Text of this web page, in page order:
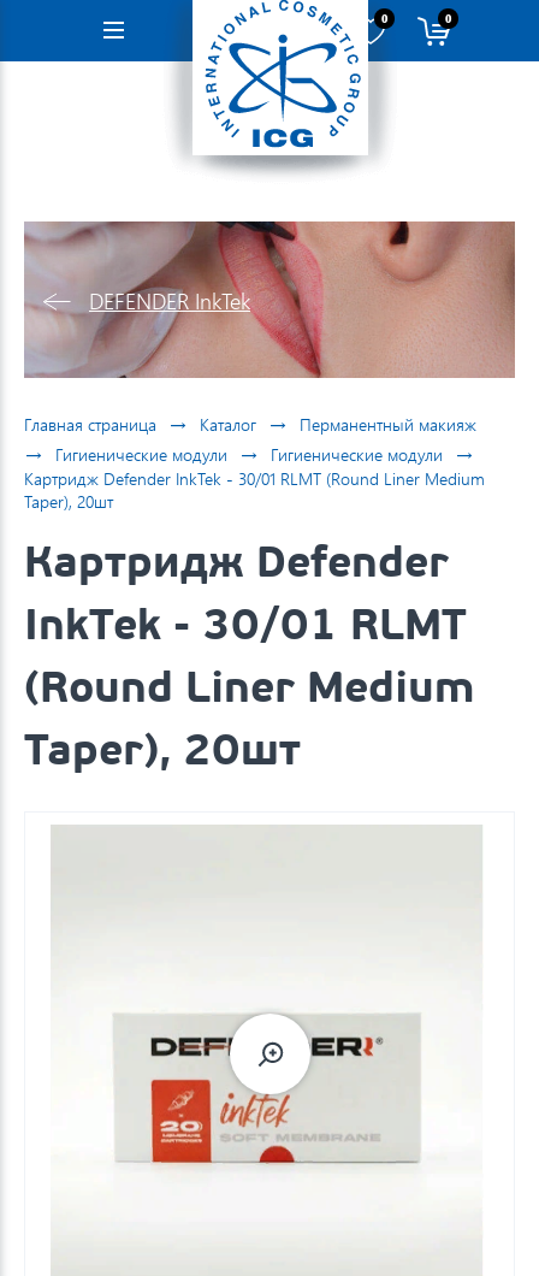
Навигация
0 0
DEFENDER InkTek
Главная страница → Каталог → Перманентный макияж
→ Гигиенические модули → Гигиенические модули →
Картридж Defender InkTek - 30/01 RLMT (Round Liner Medium
Taper), 20шт
Картридж Defender
InkTek - 30/01 RLMT
(Round Liner Medium
Taper), 20шт